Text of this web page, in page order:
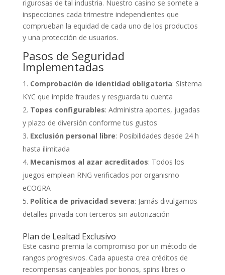
rigurosas de tal industria. Nuestro casino se somete a
inspecciones cada trimestre independientes que
comprueban la equidad de cada uno de los productos
y una protección de usuarios.
Pasos de Seguridad
Implementadas
Comprobación de identidad obligatoria: Sistema
KYC que impide fraudes y resguarda tu cuenta
Topes configurables: Administra aportes, jugadas
y plazo de diversión conforme tus gustos
Exclusión personal libre: Posibilidades desde 24 h
hasta ilimitada
Mecanismos al azar acreditados: Todos los
juegos emplean RNG verificados por organismo
eCOGRA
Política de privacidad severa: Jamás divulgamos
detalles privada con terceros sin autorización
Plan de Lealtad Exclusivo
Este casino premia la compromiso por un método de
rangos progresivos. Cada apuesta crea créditos de
recompensas canjeables por bonos, spins libres o